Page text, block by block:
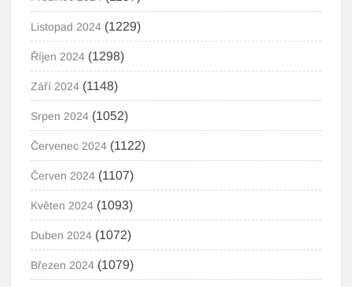
Listopad 2024 (1229)
Říjen 2024 (1298)
Září 2024 (1148)
Srpen 2024 (1052)
Červenec 2024 (1122)
Červen 2024 (1107)
Květen 2024 (1093)
Duben 2024 (1072)
Březen 2024 (1079)